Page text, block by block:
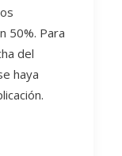
50%. Para
del
haya